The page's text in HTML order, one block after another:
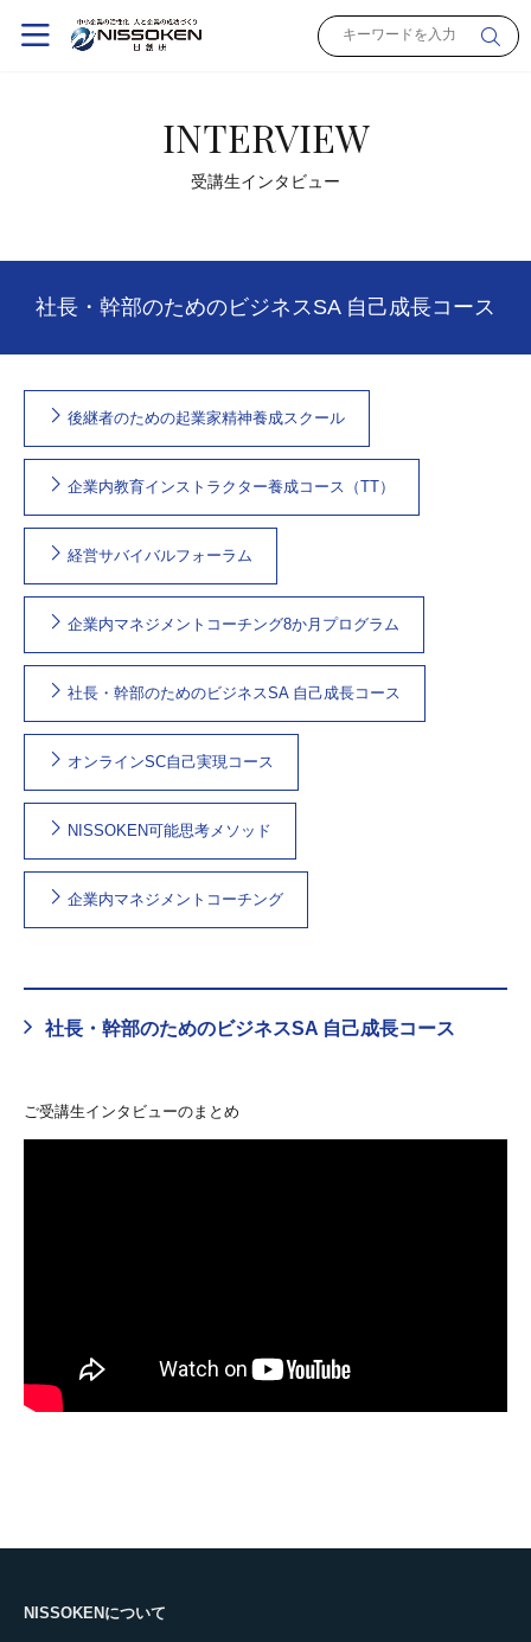
INTERVIEW
受講生インタビュー
社長・幹部のためのビジネスSA 自己成長コース
後継者のための起業家精神養成スクール
企業内教育インストラクター養成コース（TT）
経営サバイバルフォーラム
企業内マネジメントコーチング8か月プログラム
社長・幹部のためのビジネスSA 自己成長コース
オンラインSC自己実現コース
NISSOKEN可能思考メソッド
企業内マネジメントコーチング
社長・幹部のためのビジネスSA 自己成長コース
ご受講生インタビューのまとめ
NISSOKENについて